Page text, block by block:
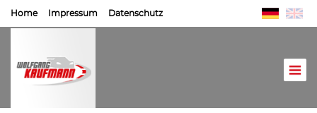
Home Impressum Datenschutz